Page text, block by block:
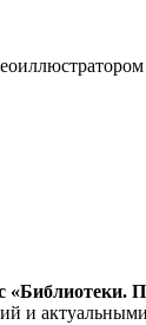
«Библиотеки.
и